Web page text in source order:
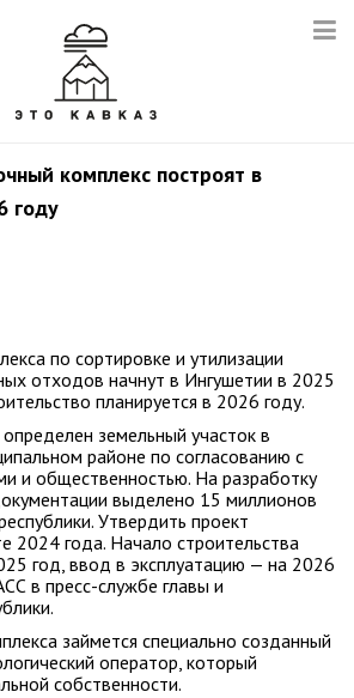
комплекс построят в
году
по сортировке и утилизации
отходов начнут в Ингушетии в 2025
планируется в 2026 году.
земельный участок в
районе по согласованию с
и общественностью. На разработку
выделено 15 миллионов
Утвердить проект
2024 года. Начало строительства
год, ввод в эксплуатацию — на 2026
в пресс-службе главы и
займется специально созданный
оператор, который
собственности.